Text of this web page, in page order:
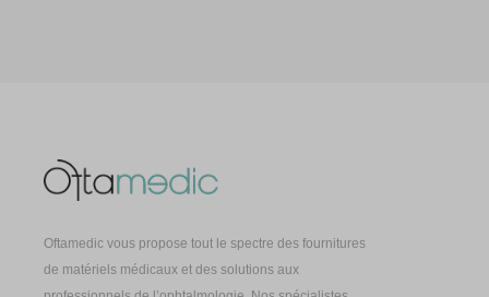
Oftamedic vous propose tout le spectre des fournitures
de matériels médicaux et des solutions aux